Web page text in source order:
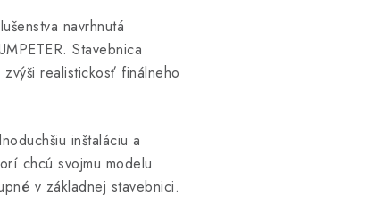
navrhnutá
Stavebnica
realistickosť finálneho
inštaláciu a
chcú svojmu modelu
v základnej stavebnici.